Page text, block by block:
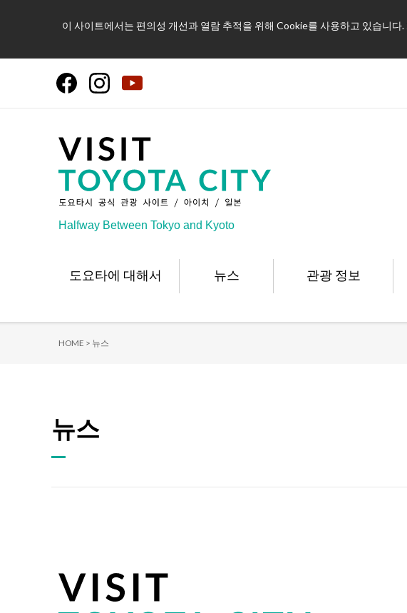
이 사이트에서는 편의성 개선과 열람 추적을 위해 Cookie를 사용하고 있습니
Halfway Between Tokyo and Kyoto
도요타에 대해서 뉴스 관광 정보
HOME > 뉴스
뉴스